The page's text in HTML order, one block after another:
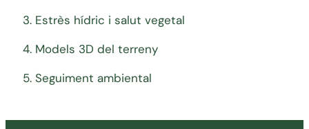
Estrès hídric i salut vegetal
Models 3D del terreny
Seguiment ambiental